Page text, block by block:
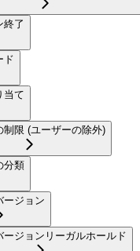
終了
ド
当て
制限 (ユーザーの除外)
分類
ージョン
ージョンリーガルホールド